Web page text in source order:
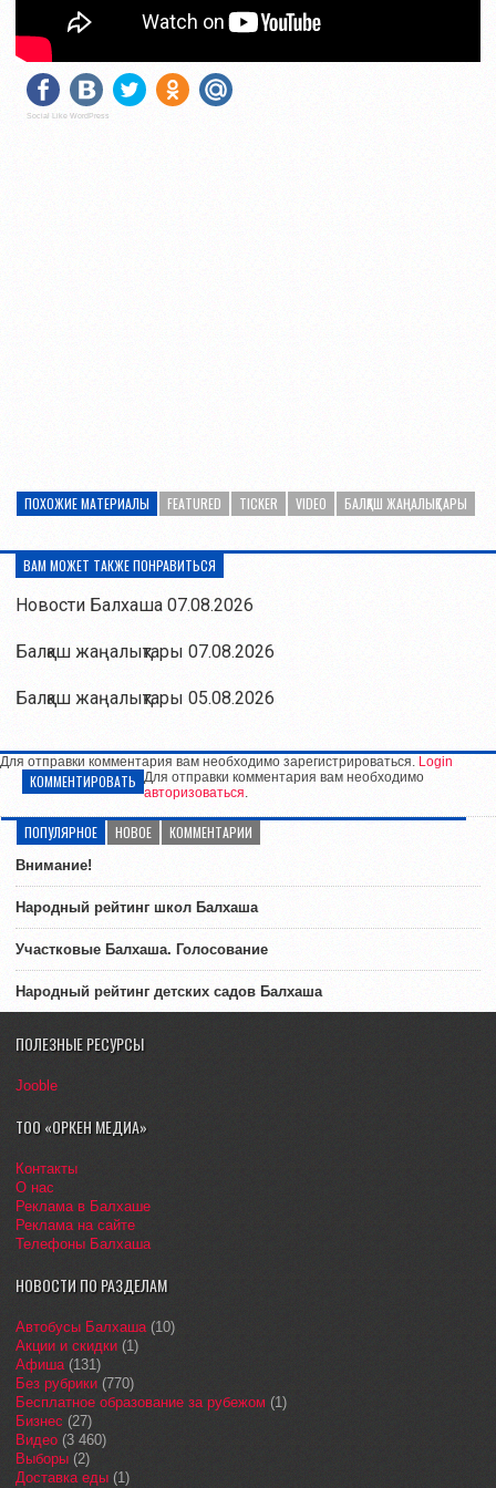
Social Like WordPress
ПОХОЖИЕ МАТЕРИАЛЫ FEATURED TICKER VIDEO БАЛҚАШ ЖАҢАЛЫҚТАРЫ
ВАМ МОЖЕТ ТАКЖЕ ПОНРАВИТЬСЯ
Новости Балхаша 07.08.2026
Балқаш жаңалықтары 07.08.2026
Балқаш жаңалықтары 05.08.2026
Для отправки комментария вам необходимо зарегистрироваться. Login
КОММЕНТИРОВАТЬ Для отправки комментария вам необходимо
авторизоваться.
ПОПУЛЯРНОЕ НОВОЕ КОММЕНТАРИИ
Внимание!
Народный рейтинг школ Балхаша
Участковые Балхаша. Голосование
Народный рейтинг детских садов Балхаша
ПОЛЕЗНЫЕ РЕСУРСЫ
Jooble
ТОО «ОРКЕН МЕДИА»
Контакты
О нас
Реклама в Балхаше
Реклама на сайте
Телефоны Балхаша
НОВОСТИ ПО РАЗДЕЛАМ
Автобусы Балхаша(10)
Акции и скидки (1)
Афиша(131)
Без рубрики (770)
Бесплатное образование за рубежом (1)
Бизнес (27)
Видео (3 460)
Выборы (2)
Доставка еды (1)